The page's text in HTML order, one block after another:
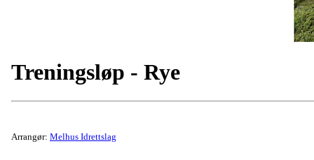
Treningsløp - Rye
Arrangør: Melhus Idrettslag